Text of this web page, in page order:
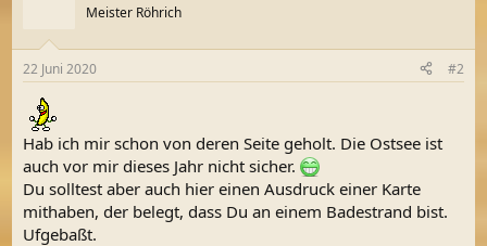
e
Meister Röhrich
22 Juni 2020 #2
Hab ich mir schon von deren Seite geholt. Die Ostsee ist
auch vor mir dieses Jahr nicht sicher.
Du solltest aber auch hier einen Ausdruck einer Karte
mithaben, der belegt, dass Du an einem Badestrand bist.
Ufgebaßt.